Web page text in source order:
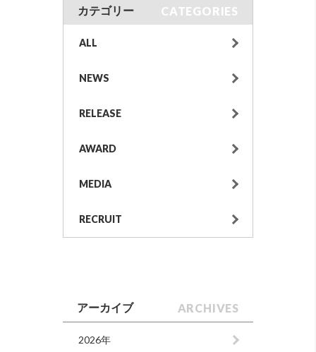
カテゴリー CATEGORIES
ALL
NEWS
RELEASE
AWARD
MEDIA
RECRUIT
アーカイブ ARCHIVES
2026年